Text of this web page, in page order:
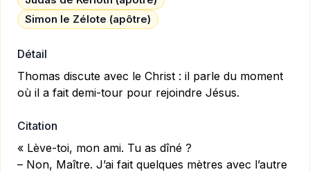
Simon le Zélote (apôtre)
Détail
Thomas discute avec le Christ : il parle du moment
où il a fait demi-tour pour rejoindre Jésus.
Citation
« Lève-toi, mon ami. Tu as dîné ?
– Non, Maître. J’ai fait quelques mètres avec l’autre